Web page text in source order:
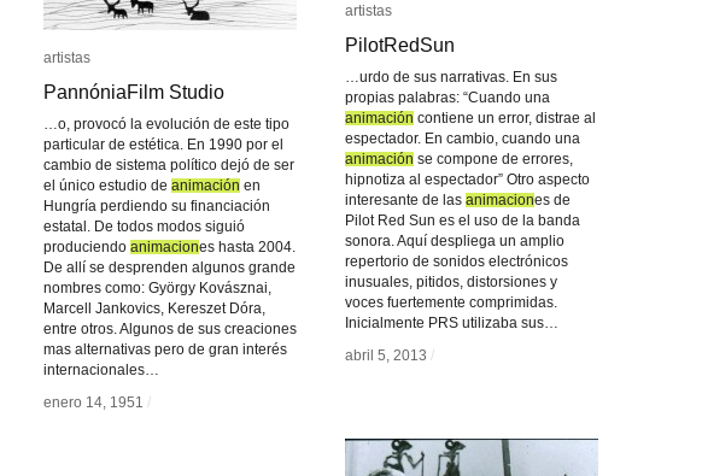
artistas
PilotRedSun
…urdo de sus narrativas. En sus
propias palabras: “Cuando una
animación contiene un error, distrae al
espectador. En cambio, cuando una
animación se compone de errores,
hipnotiza al espectador” Otro aspecto
interesante de las animaciones de
Pilot Red Sun es el uso de la banda
sonora. Aquí despliega un amplio
repertorio de sonidos electrónicos
inusuales, pitidos, distorsiones y
voces fuertemente comprimidas.
Inicialmente PRS utilizaba sus…
abril 5, 2013 /
artistas
PilotRedSun
animación
animación
animacion
abril 5, 2013 /
artistas
PannóniaFilm Studio
…o, provocó la evolución de este tipo
particular de estética. En 1990 por el
cambio de sistema político dejó de ser
el único estudio de animación en
Hungría perdiendo su financiación
estatal. De todos modos siguió
produciendo animaciones hasta 2004.
De allí se desprenden algunos grande
nombres como: György Kovásznai,
Marcell Jankovics, Kereszet Dóra,
entre otros. Algunos de sus creaciones
mas alternativas pero de gran interés
internacionales…
enero 14, 1951 /
artistas
PannóniaFilm Studio
animación
animacion
enero 14, 1951 /